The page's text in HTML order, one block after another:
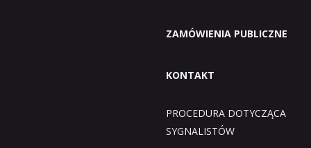
ZAMÓWIENIA PUBLICZNE
KONTAKT
PROCEDURA DOTYCZĄCA
SYGNALISTÓW